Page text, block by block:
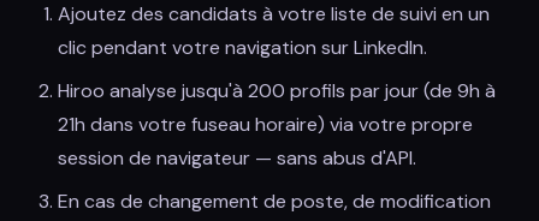
Ajoutez des candidats à votre liste de suivi en un
clic pendant votre navigation sur LinkedIn.
Hiroo analyse jusqu'à 200 profils par jour (de 9h à
21h dans votre fuseau horaire) via votre propre
session de navigateur — sans abus d'API.
En cas de changement de poste, de modification